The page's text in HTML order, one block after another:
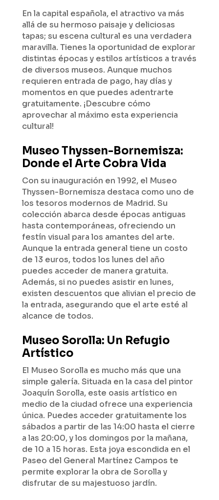
En la capital española, el atractivo va más
allá de su hermoso paisaje y deliciosas
tapas; su escena cultural es una verdadera
maravilla. Tienes la oportunidad de explorar
distintas épocas y estilos artísticos a través
de diversos museos. Aunque muchos
requieren entrada de pago, hay días y
momentos en que puedes adentrarte
gratuitamente. ¡Descubre cómo
aprovechar al máximo esta experiencia
cultural!
Museo Thyssen-Bornemisza:
Donde el Arte Cobra Vida
Con su inauguración en 1992, el Museo
Thyssen-Bornemisza destaca como uno de
los tesoros modernos de Madrid. Su
colección abarca desde épocas antiguas
hasta contemporáneas, ofreciendo un
festín visual para los amantes del arte.
Aunque la entrada general tiene un costo
de 13 euros, todos los lunes del año
puedes acceder de manera gratuita.
Además, si no puedes asistir en lunes,
existen descuentos que alivian el precio de
la entrada, asegurando que el arte esté al
alcance de todos.
Museo Sorolla: Un Refugio
Artístico
El Museo Sorolla es mucho más que una
simple galería. Situada en la casa del pintor
Joaquín Sorolla, este oasis artístico en
medio de la ciudad ofrece una experiencia
única. Puedes acceder gratuitamente los
sábados a partir de las 14:00 hasta el cierre
a las 20:00, y los domingos por la mañana,
de 10 a 15 horas. Esta joya escondida en el
Paseo del General Martínez Campos te
permite explorar la obra de Sorolla y
disfrutar de su majestuoso jardín.